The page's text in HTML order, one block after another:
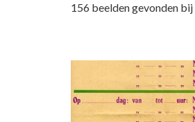
156 beelden gevonden bij